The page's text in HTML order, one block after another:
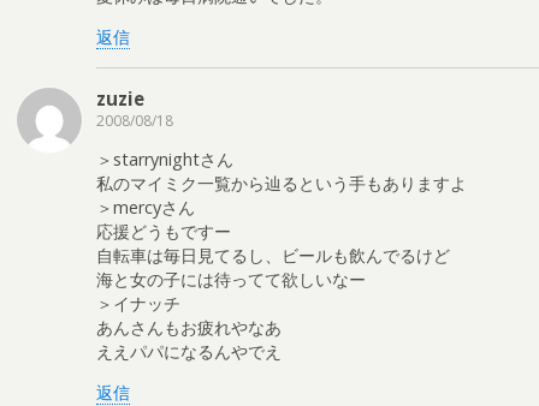
返信
zuzie
2008/08/18
＞starrynightさん
私のマイミク一覧から辿るという手もありますよ
＞mercyさん
応援どうもですー
自転車は毎日見てるし、ビールも飲んでるけど
海と女の子には待ってて欲しいなー
＞イナッチ
あんさんもお疲れやなあ
ええパパになるんやでえ
返信